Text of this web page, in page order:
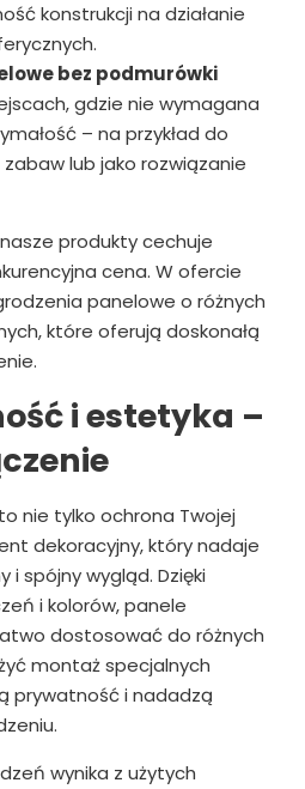
konstrukcji na działanie
bez podmurówki
gdzie nie wymagana
– na przykład do
lub jako rozwiązanie
produkty cechuje
cena. W ofercie
panelowe o różnych
które oferują doskonałą
i estetyka –
nie tylko ochrona Twojej
dekoracyjny, który nadaje
spójny wygląd. Dzięki
i kolorów, panele
dostosować do różnych
montaż specjalnych
prywatność i nadadzą
wynika z użytych